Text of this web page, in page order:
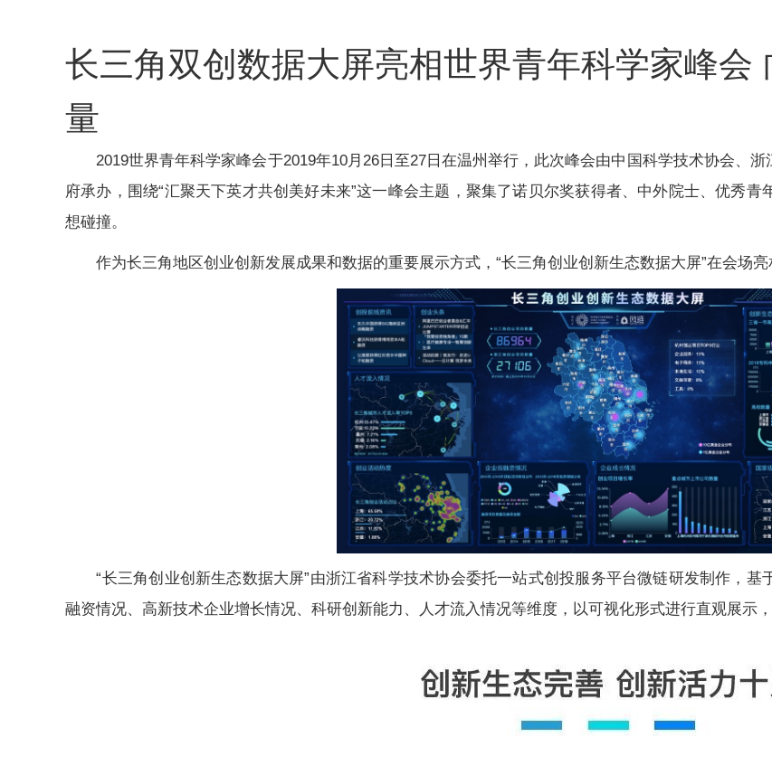
长三角双创数据大屏亮相世界青年科学家峰会
量
2019世界青年科学家峰会于2019年10月26日至27日在温州举行，此次峰会由中国科学技术协会、浙
府承办，围绕“汇聚天下英才共创美好未来”这一峰会主题，聚集了诺贝尔奖获得者、中外院士、优秀
想碰撞。
作为长三角地区创业创新发展成果和数据的重要展示方式，“长三角创业创新生态数据大屏”在会场亮
“长三角创业创新生态数据大屏”由浙江省科学技术协会委托一站式创投服务平台微链研发制作，基
融资情况、高新技术企业增长情况、科研创新能力、人才流入情况等维度，以可视化形式进行直观展示